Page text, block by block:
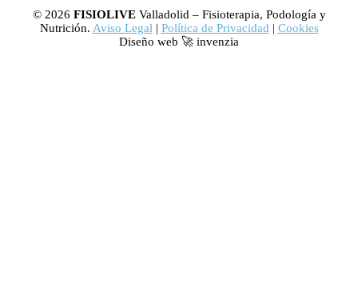
© 2026 FISIOLIVEValladolid – Fisioterapia, Podología y
Nutrición. Aviso Legal | Política de Privacidad | Cookies
Diseño web 🚀 invenzia